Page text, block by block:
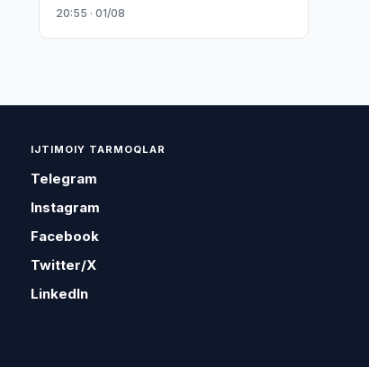
20:55 · 01/08
IJTIMOIY TARMOQLAR
Telegram
Instagram
Facebook
Twitter/X
LinkedIn